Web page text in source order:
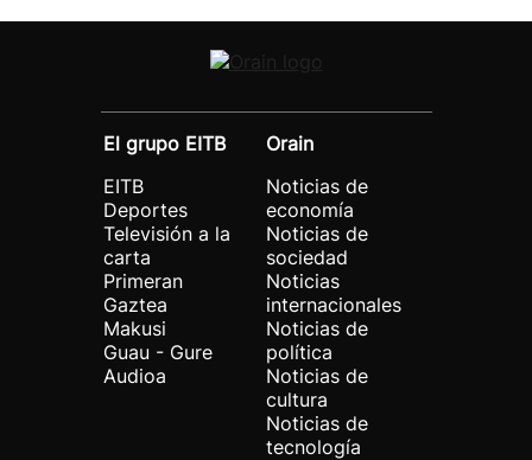
El grupo EITB
EITB
Deportes
Televisión a la
carta
Primeran
Gaztea
Makusi
Guau - Gure
Audioa
Orain
Noticias de
economía
Noticias de
sociedad
Noticias
internacionales
Noticias de
política
Noticias de
cultura
Noticias de
tecnología